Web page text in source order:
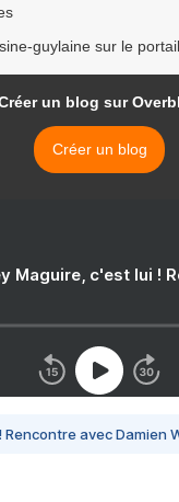
guylaine sur le
un blog sur
Créer un blog
Maguire, c'est lui !
avec Damien